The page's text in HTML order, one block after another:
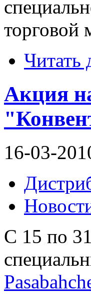
Читать
Акция
16-03-
С 15 по